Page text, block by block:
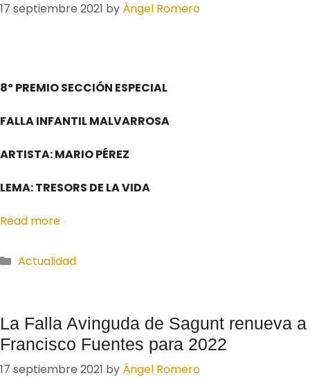
17 septiembre 2021 by Ángel Romero
8º PREMIO SECCIÓN ESPECIAL
FALLA INFANTIL MALVARROSA
ARTISTA: MARIO PÉREZ
LEMA: TRESORS DE LA VIDA
Read more
Actualidad
La Falla Avinguda de Sagunt renueva a
Francisco Fuentes para 2022
17 septiembre 2021 by Ángel Romero